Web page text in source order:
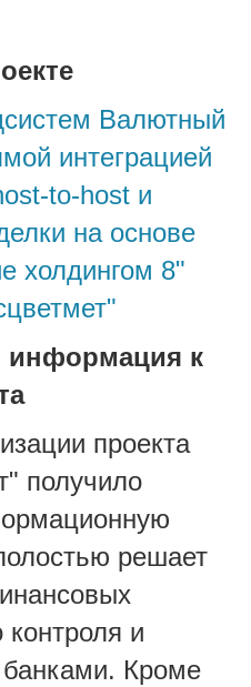
Валютный
интеграцией
to-host и
на основе
холдингом 8"
информация к
проекта
получило
решает
контроля и
Кроме